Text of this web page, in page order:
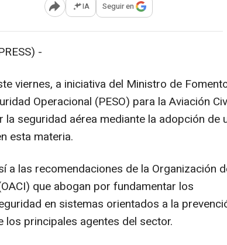
Abrir opciones para compartir
IA Seguir en
-
viernes, a iniciativa del Ministro de
Operacional (PESO) para la Aviación
seguridad aérea mediante la adopción de
esta materia.
a las recomendaciones de la Organización
que abogan por fundamentar los
en sistemas orientados a la
los principales agentes del sector.